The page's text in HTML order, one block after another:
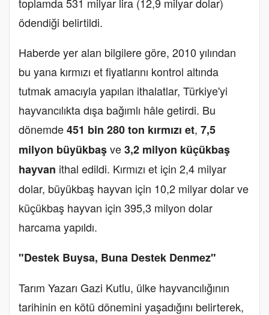
ödendiği belirtildi.
Haberde yer alan bilgilere göre, 2010 yılından
bu yana kırmızı et fiyatlarını kontrol altında
tutmak amacıyla yapılan ithalatlar, Türkiye'yi
hayvancılıkta dışa bağımlı hâle getirdi. Bu
dönemde451 bin 280 ton kırmızı et, 7,5
milyon büyükbaşve3,2 milyon küçükbaş
hayvan ithal edildi. Kırmızı et için 2,4 milyar
dolar, büyükbaş hayvan için 10,2 milyar dolar ve
küçükbaş hayvan için 395,3 milyon dolar
harcama yapıldı.
"Destek Buysa, Buna Destek Denmez"
Tarım Yazarı Gazi Kutlu, ülke hayvancılığının
tarihinin en kötü dönemini yaşadığını belirterek,